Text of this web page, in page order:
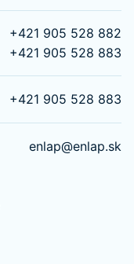
+421 905 528 882
+421 905 528 883
+421 905 528 883
enlap@enlap.sk